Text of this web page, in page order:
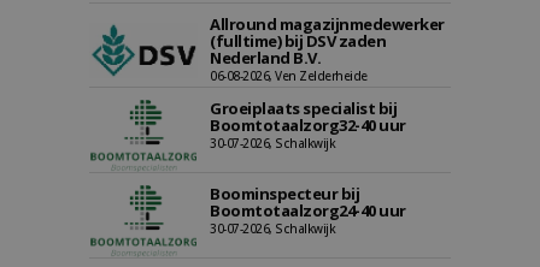
Allround magazijnmedewerker
(fulltime) bij DSV zaden
Nederland B.V.
06-08-2026, Ven Zelderheide
Groeiplaats specialist bij
Boomtotaalzorg32-40 uur
30-07-2026, Schalkwijk
Boominspecteur bij
Boomtotaalzorg24-40 uur
30-07-2026, Schalkwijk